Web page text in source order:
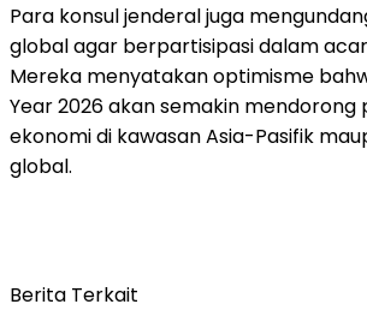
Para konsul jenderal juga
global agar berpartisipasi dalam
Mereka menyatakan optimisme
Year 2026 akan semakin
ekonomi di kawasan Asia-Pasifik
global.
Berita Terkait